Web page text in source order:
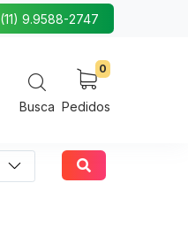
(11) 9.9588-2747
Busca
0
Pedidos